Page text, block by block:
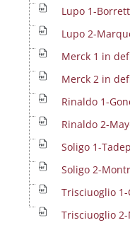
Lupo 1-
Lupo 2-
Merck 1 in
Merck 2 in
Rinaldo 1-
Rinaldo 2-
Soligo 1-
Soligo 2-
Trisciuoglio
Trisciuoglio